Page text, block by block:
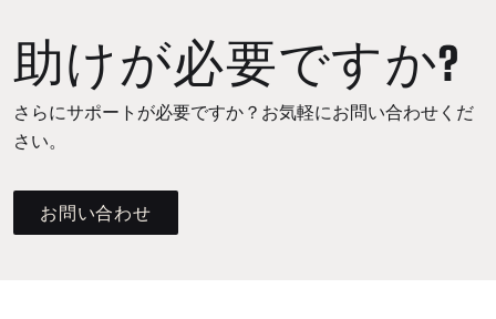
助けが必要ですか?
さらにサポートが必要ですか？お気軽にお問い合わせくだ
さい。
お問い合わせ